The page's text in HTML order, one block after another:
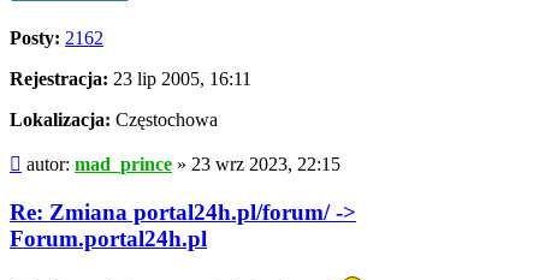
Posty: 2162
Rejestracja: 23 lip 2005, 16:11
Lokalizacja: Częstochowa
Post
autor: mad_prince » 23 wrz 2023, 22:15
Re: Zmiana portal24h.pl/forum/ ->
Forum.portal24h.pl